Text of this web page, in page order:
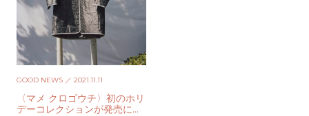
GOOD NEWS ／ 2021.11.11
〈マメ クロゴウチ〉初のホリ
デーコレクションが発売に。